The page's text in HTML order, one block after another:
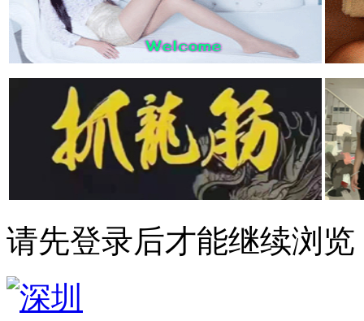
请先登录后才能继续浏览